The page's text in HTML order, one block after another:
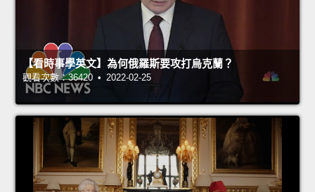
【看時事學英文】為何俄羅斯要攻打烏克蘭？
觀看次數：36420 • 2022-02-25